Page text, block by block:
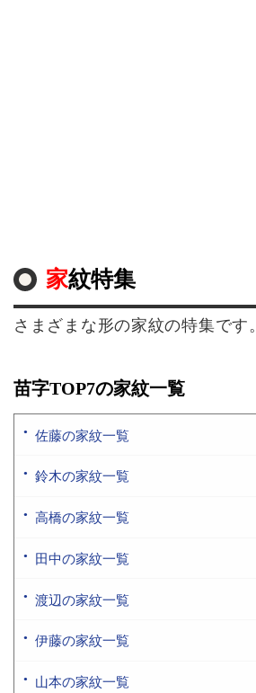
家紋特集
さまざまな形の家紋の特集です。
苗字TOP7の家紋一覧
佐藤の家紋一覧
鈴木の家紋一覧
高橋の家紋一覧
田中の家紋一覧
渡辺の家紋一覧
伊藤の家紋一覧
山本の家紋一覧